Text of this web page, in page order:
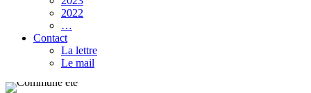
2022
…
Contact
La lettre
Le mail